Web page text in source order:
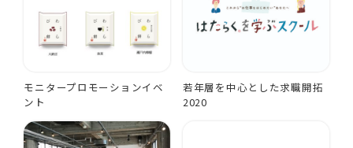
モニタープロモーションイベ
ント
若年層を中心とした求職開拓
2020